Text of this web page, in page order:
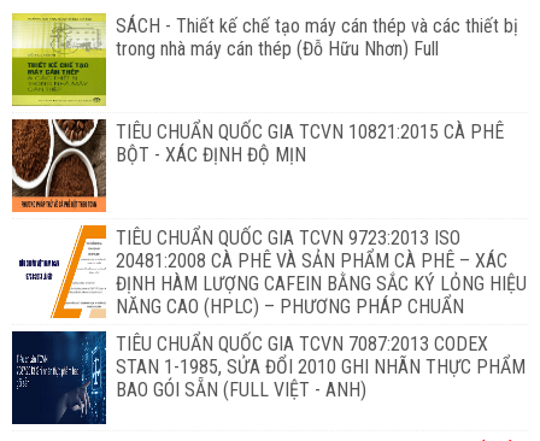
SÁCH - Thiết kế chế tạo máy cán thép và các thiết bị
trong nhà máy cán thép (Đỗ Hữu Nhơn) Full
TIÊU CHUẨN QUỐC GIA TCVN 10821:2015 CÀ PHÊ
BỘT - XÁC ĐỊNH ĐỘ MỊN
TIÊU CHUẨN QUỐC GIA TCVN 9723:2013 ISO
20481:2008 CÀ PHÊ VÀ SẢN PHẨM CÀ PHÊ – XÁC
ĐỊNH HÀM LƯỢNG CAFEIN BẰNG SẮC KÝ LỎNG HIỆU
NĂNG CAO (HPLC) – PHƯƠNG PHÁP CHUẨN
TIÊU CHUẨN QUỐC GIA TCVN 7087:2013 CODEX
STAN 1-1985, SỬA ĐỔI 2010 GHI NHÃN THỰC PHẨM
BAO GÓI SẴN (FULL VIỆT - ANH)